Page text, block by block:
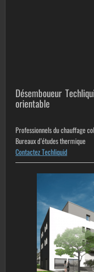
Désemboueur
orientable
Professionnels du chauffage
Bureaux d’études thermique
Contactez Techliquid